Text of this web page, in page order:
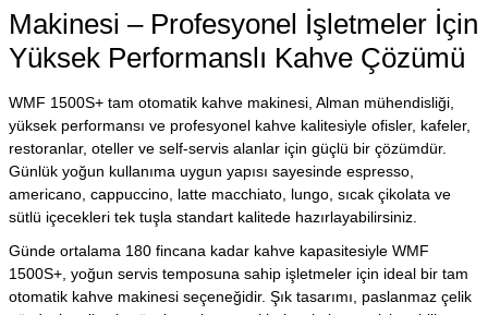
Makinesi – Profesyonel İşletmeler İçin
Yüksek Performanslı Kahve Çözümü
WMF 1500S+ tam otomatik kahve makinesi, Alman mühendisliği,
yüksek performansı ve profesyonel kahve kalitesiyle ofisler, kafeler,
restoranlar, oteller ve self-servis alanlar için güçlü bir çözümdür.
Günlük yoğun kullanıma uygun yapısı sayesinde espresso,
americano, cappuccino, latte macchiato, lungo, sıcak çikolata ve
sütlü içecekleri tek tuşla standart kalitede hazırlayabilirsiniz.
Günde ortalama 180 fincana kadar kahve kapasitesiyle WMF
1500S+, yoğun servis temposuna sahip işletmeler için ideal bir tam
otomatik kahve makinesi seçeneğidir. Şık tasarımı, paslanmaz çelik